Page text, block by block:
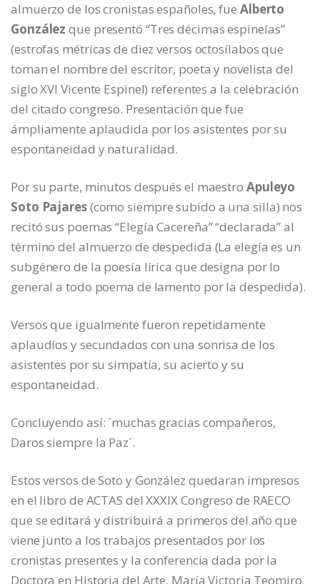
almuerzo de los cronistas españoles, fue Alberto
González que presentó “Tres décimas espinelas”
(estrofas métricas de diez versos octosílabos que
toman el nombre del escritor, poeta y novelista del
siglo XVI Vicente Espinel) referentes a la celebración
del citado congreso. Presentación que fue
ámpliamente aplaudida por los asistentes por su
espontaneidad y naturalidad.
Por su parte, minutos después el maestro Apuleyo
Soto Pajares(como siempre subido a una silla) nos
recitó sus poemas “Elegía Cacereña” “declarada” al
término del almuerzo de despedida (La elegía es un
subgénero de la poesía lírica que designa por lo
general a todo poema de lamento por la despedida).
Versos que igualmente fueron repetidamente
aplaudíos y secundados con una sonrisa de los
asistentes por su simpatía, su acierto y su
espontaneidad.
Concluyendo así: ´muchas gracias compañeros,
Daros siempre la Paz´.
Estos versos de Soto y González quedaran impresos
en el libro de ACTAS del XXXIX Congreso de RAECO
que se editará y distribuirá a primeros del año que
viene junto a los trabajos presentados por los
cronistas presentes y la conferencia dada por la
Doctora en Historia del Arte, María Victoria Teomiro